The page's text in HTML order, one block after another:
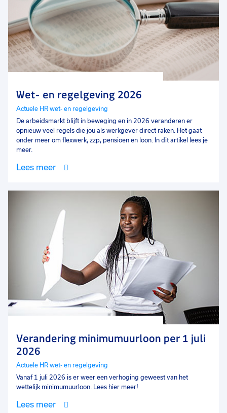
Wet- en regelgeving 2026
Actuele HR wet- en regelgeving
De arbeidsmarkt blijft in beweging en in 2026 veranderen er
opnieuw veel regels die jou als werkgever direct raken. Het gaat
onder meer om flexwerk, zzp, pensioen en loon. In dit artikel lees je
meer.
Lees meer
Verandering minimumuurloon per 1 juli
2026
Actuele HR wet- en regelgeving
Vanaf 1 juli 2026 is er weer een verhoging geweest van het
wettelijk minimumuurloon. Lees hier meer!
Lees meer